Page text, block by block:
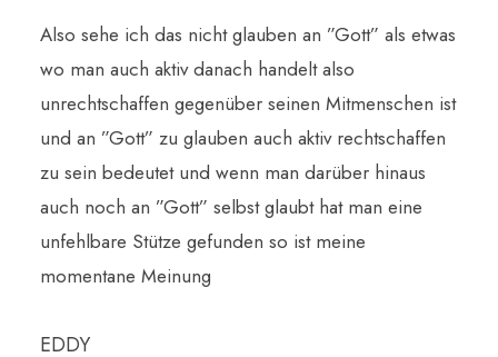
Also sehe ich das nicht glauben an ”Gott” als etwas
wo man auch aktiv danach handelt also
unrechtschaffen gegenüber seinen Mitmenschen ist
und an ”Gott” zu glauben auch aktiv rechtschaffen
zu sein bedeutet und wenn man darüber hinaus
auch noch an ”Gott” selbst glaubt hat man eine
unfehlbare Stütze gefunden so ist meine
momentane Meinung
EDDY